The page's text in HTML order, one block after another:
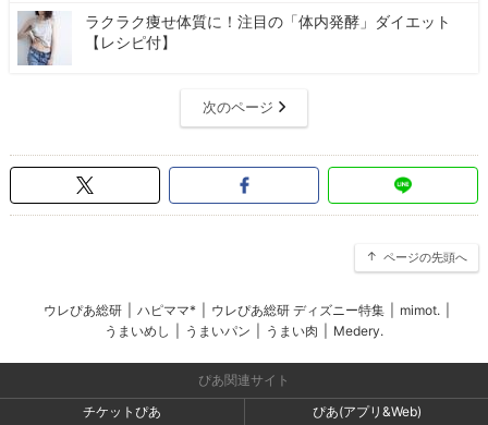
ラクラク痩せ体質に！注目の「体内発酵」ダイエット
【レシピ付】
次のページ
ページの先頭へ
ウレぴあ総研 ハピママ* ウレぴあ総研 ディズニー特集 mimot.
うまいめし
うまいパン うまい肉 Medery.
ぴあ関連サイト
チケットぴあ
ぴあ(アプリ&Web)